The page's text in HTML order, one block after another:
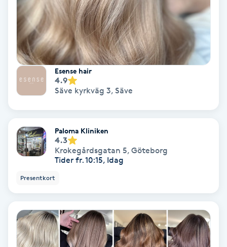
Samtalsterapi
Senioryoga
Shiatsu
Singelfransar
Skalpmassage
Skinbooster
Sklerosering
Skoinlägg
Esense hair
4.9
Säve kyrkväg 3, Säve
Paloma Kliniken
4.3
Krokegårdsgatan 5, Göteborg
Tider fr. 10:15, Idag
Presentkort